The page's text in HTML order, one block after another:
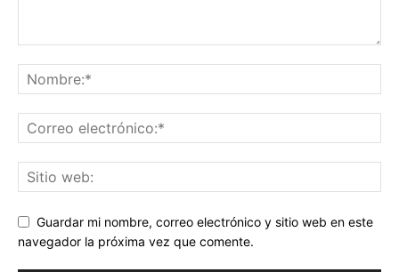
Guardar mi nombre, correo electrónico y sitio web en este
navegador la próxima vez que comente.